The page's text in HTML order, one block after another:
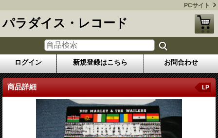
PCサイト
パラダイス・レコード
ログイン 新規登録はこちら お問合わせ
商品詳細 LP